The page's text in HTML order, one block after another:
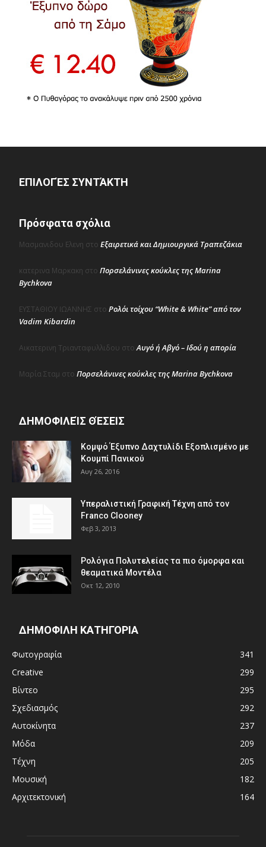
ΕΠΙΛΟΓΈΣ ΣΥΝΤΆΚΤΗ
Πρόσφατα σχόλια
Μασμανιδου Ελενη στο Εξαιρετικά και Δημιουργικά Τραπεζάκια
κατερινα Μαρκακη στο Πορσελάνινες κούκλες της Marina
Bychkova
ΕΥΣΤΑΘΙΟΥ ΙΩΑΝΝΗΣ στο Ρολόι τοίχου “White & White” από τον
Vadim Kibardin
Αικατερινη Τριανταφυλλιδου στοΑυγό ή Αβγό – Ιδού η απορία
Μαρία Σταμ στο Πορσελάνινες κούκλες της Marina Bychkova
ΔΗΜΟΦΙΛΕΊΣ ΘΈΣΕΙΣ
Κομψό Έξυπνο Δαχτυλίδι Εξοπλισμένο με
Κουμπί Πανικού
Αυγ 26, 2016
Υπεραλιστική Γραφική Τέχνη από τον
Franco Clooney
Φεβ 3, 2013
Ρολόγια Πολυτελείας τα πιο όμορφα και
θεαματικά Μοντέλα
Οκτ 12, 2010
ΔΗΜΟΦΙΛΗ ΚΑΤΗΓΟΡΙΑ
Φωτογραφία
341
Creative
299
Βίντεο
295
Σχεδιασμός
292
Αυτοκίνητα
237
Μόδα
209
Τέχνη
205
Μουσική
182
Αρχιτεκτονική
164